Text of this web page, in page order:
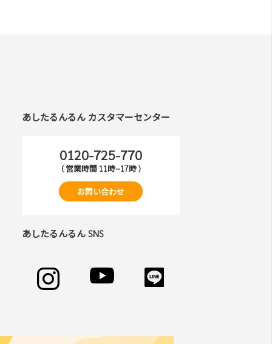
あしたるんるん カスタマーセンター
0120-725-770
( 営業時間 11時~17時 )
お問い合わせ
あしたるんるん SNS